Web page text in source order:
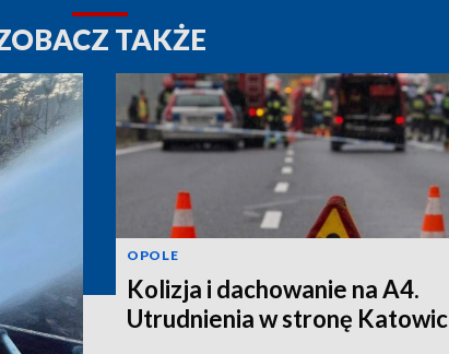
TAKŻE
OPOLE
Kolizja i dachowanie na A4.
Utrudnienia w stronę Katowic